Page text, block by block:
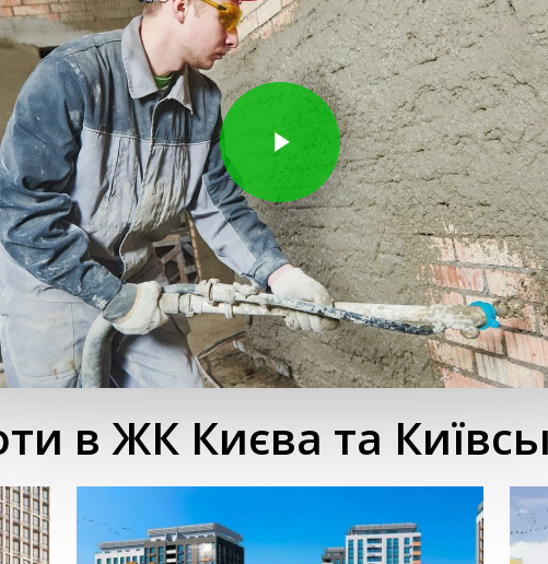
Play Video
в ЖК Києва та